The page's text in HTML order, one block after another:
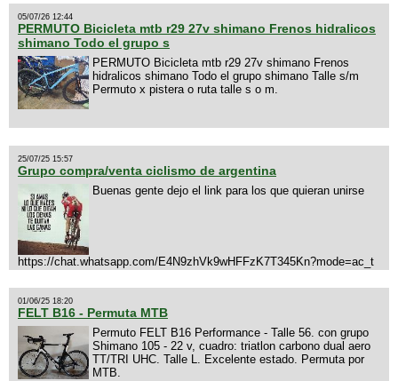
05/07/26 12:44
PERMUTO Bicicleta mtb r29 27v shimano Frenos hidralicos
shimano Todo el grupo s
PERMUTO Bicicleta mtb r29 27v shimano Frenos
hidralicos shimano Todo el grupo shimano Talle s/m
Permuto x pistera o ruta talle s o m.
25/07/25 15:57
Grupo compra/venta ciclismo de argentina
Buenas gente dejo el link para los que quieran unirse
https://chat.whatsapp.com/E4N9zhVk9wHFFzK7T345Kn?mode=ac_t
01/06/25 18:20
FELT B16 - Permuta MTB
Permuto FELT B16 Performance - Talle 56. con grupo
Shimano 105 - 22 v, cuadro: triatlon carbono dual aero
TT/TRI UHC. Talle L. Excelente estado. Permuta por
MTB.